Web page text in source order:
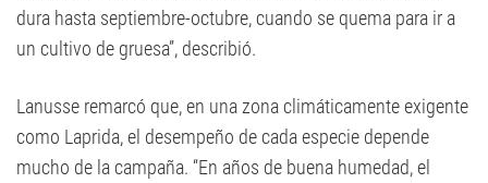
dura hasta septiembre-octubre, cuando se quema para ir a
un cultivo de gruesa”, describió.
Lanusse remarcó que, en una zona climáticamente exigente
como Laprida, el desempeño de cada especie depende
mucho de la campaña. “En años de buena humedad, el